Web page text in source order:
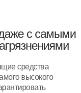
с самыми
средства
высокого